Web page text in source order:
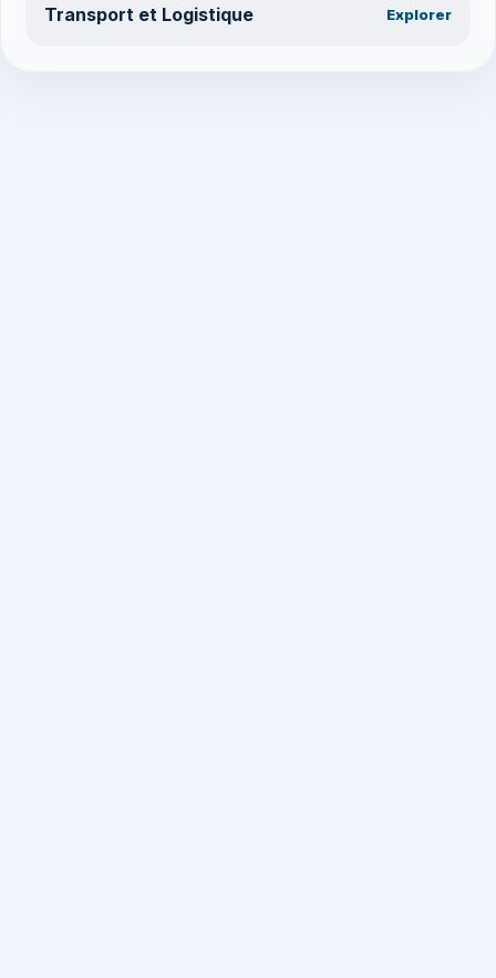
Transport et Logistique Explorer